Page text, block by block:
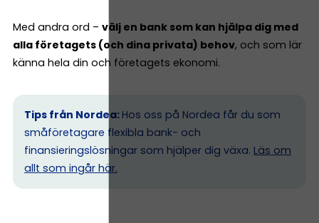
Med andra ord – välj en bank som kan hjälpa dig med
alla företagets (och dina privata) behov, och som lär
känna hela din och företagets ekonomi.
Tips från Nordea: Hos oss på Nordea får du som
småföretagare flexibla bank- och
finansieringslösningar som hjälper dig växa. Läs om
allt som ingår här.